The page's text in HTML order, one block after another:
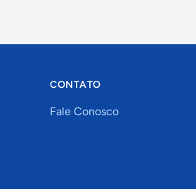
CONTATO
Fale Conosco